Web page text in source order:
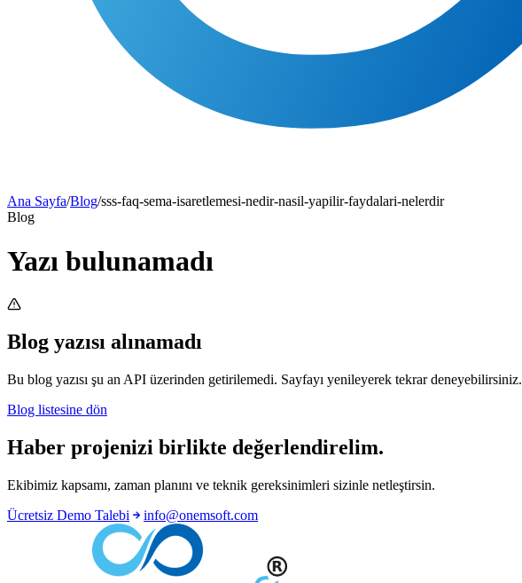
Ana Sayfa/Blog/sss-faq-sema-isaretlemesi-nedir-nasil-yapilir-faydalari-nelerdir
Blog
Yazı bulunamadı
Blog yazısı alınamadı
Bu blog yazısı şu an API üzerinden getirilemedi. Sayfayı yenileyerek tekrar deneyebilirsiniz.
Blog listesine dön
Haber projenizi birlikte değerlendirelim.
Ekibimiz kapsamı, zaman planını ve teknik gereksinimleri sizinle netleştirsin.
Ücretsiz Demo Talebi
info@onemsoft.com